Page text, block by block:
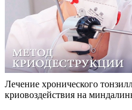
Лечение хронического
криовоздействия на